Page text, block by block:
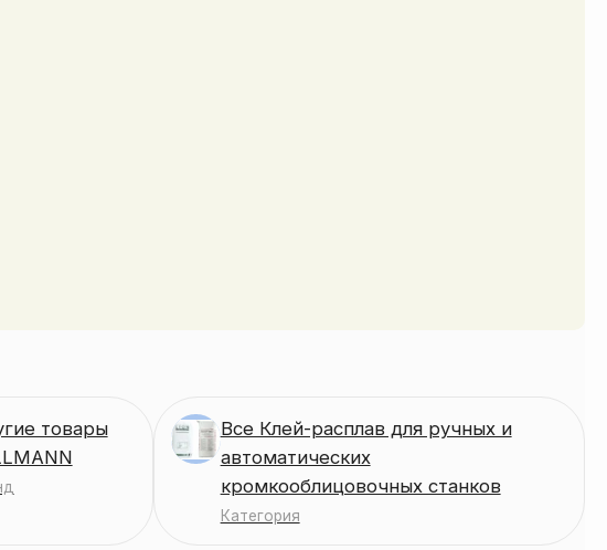
товары
Все Клей-расплав для ручных и
автоматических
кромкооблицовочных станков
Категория